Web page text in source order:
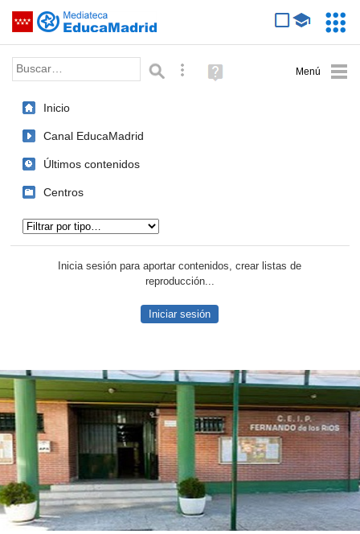
Saltar navegación
Palabra o frase: Búsqueda avanzada
Ayuda
(en
Inicio
Canal EducaMadrid
Últimos contenidos
Centros
Inicia sesión para aportar contenidos, crear listas de
reproducción...
Iniciar sesión